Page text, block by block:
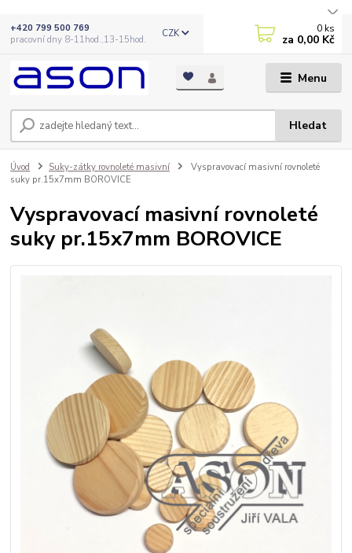
Menu
CZK
Hledat
+420 799 500 769
pracovní dny 8-11hod.,13-15hod.
0 ks
za 0,00 Kč
Úvod Suky-zátky rovnoleté masivní
Vyspravovací masivní rovnoleté
suky pr.15x7mm BOROVICE
Vyspravovací masivní rovnoleté
suky pr.15x7mm BOROVICE